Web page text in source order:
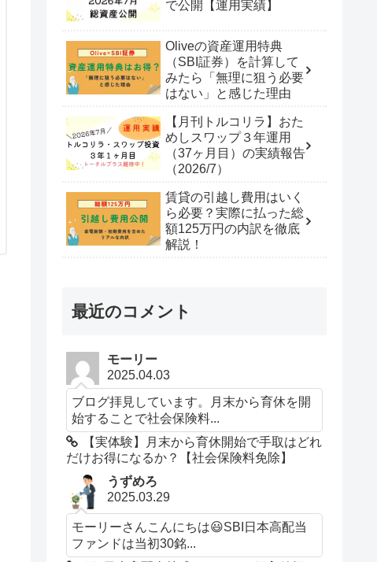
で公開【運用実績】
Oliveの資産運用特典
（SBI証券）を計算して
みたら「無理に狙う必要
はない」と感じた理由
【月刊トルコリラ】おた
めしスワップ３年運用
（37ヶ月目）の実績報告
（2026/7）
賃貸の引越し費用はいく
ら必要？実際に払った総
額125万円の内訳を徹底
解説！
最近のコメント
モーリー
2025.04.03
ブログ拝見しています。月末から育休を開
始することで社会保険料...
【実体験】月末から育休開始で手取はどれ
だけお得になるか？【社会保険料免除】
うずめろ
2025.03.29
モーリーさんこんにちは😃SBI日本高配当
ファンドは当初30銘...